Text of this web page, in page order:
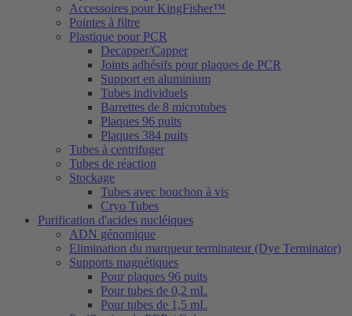
Accessoires pour KingFisher™
Pointes à filtre
Plastique pour PCR
Decapper/Capper
Joints adhésifs pour plaques de PCR
Support en aluminium
Tubes individuels
Barrettes de 8 microtubes
Plaques 96 puits
Plaques 384 puits
Tubes à centrifuger
Tubes de réaction
Stockage
Tubes avec bouchon à vis
Cryo Tubes
Purification d'acides nucléiques
ADN génomique
Elimination du marqueur terminateur (Dye Terminator)
Supports magnétiques
Pour plaques 96 puits
Pour tubes de 0,2 mL
Pour tubes de 1,5 mL